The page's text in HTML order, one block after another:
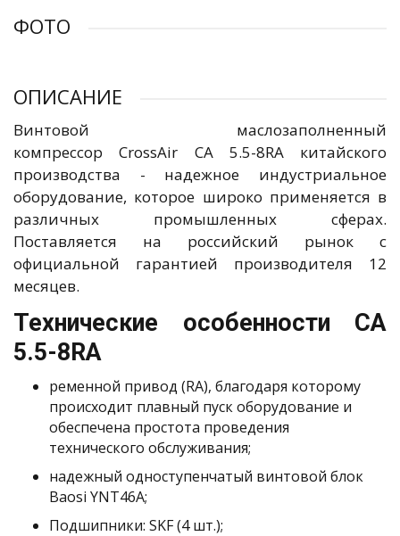
ФОТО
ОПИСАНИЕ
Винтовой маслозаполненный
компрессор CrossAir CA 5.5-8RA китайского
производства - надежное индустриальное
оборудование, которое широко применяется в
различных промышленных сферах.
Поставляется на российский рынок с
официальной гарантией производителя 12
месяцев.
Технические особенности CA
5.5-8RA
ременной привод (RA), благодаря которому
происходит плавный пуск оборудование и
обеспечена простота проведения
технического обслуживания;
надежный одноступенчатый винтовой блок
Baosi YNT46A;
Подшипники: SKF (4 шт.);